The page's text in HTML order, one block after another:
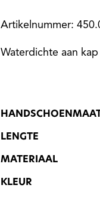
Artikelnummer:
Waterdichte aan
LENGTE
MATERIAAL
KLEUR